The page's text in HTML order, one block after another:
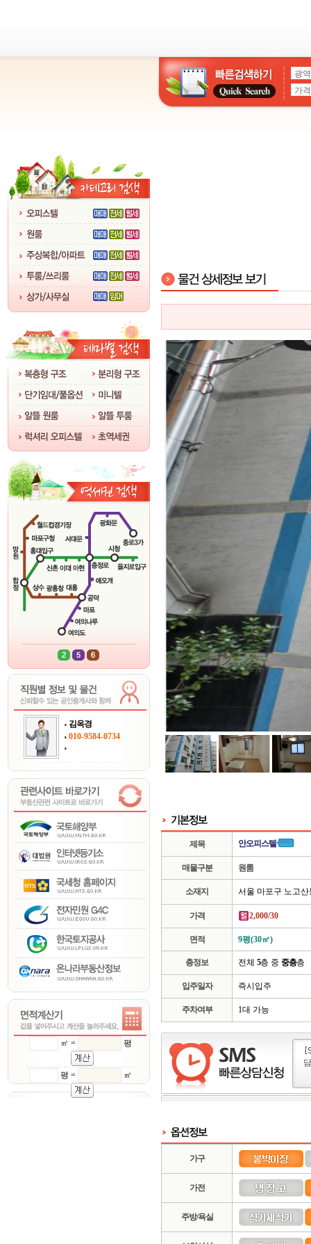
김옥경
010-9584-0734
㎡ = 평
평 = ㎡
제목 안오피스텔
매물구분 원룸
소재지 서울 마포구 노고산
가격 2,000/30
면적 9평(30㎡)
층정보 전체 5층 중 중층층
입주일자 즉시입주
주차여부 1대 가능
가구
가전
주방/욕실